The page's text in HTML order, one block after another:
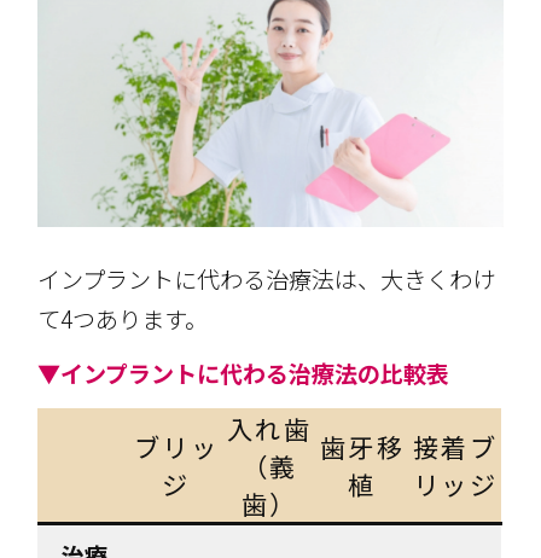
インプラントに代わる治療法は、大きくわけ
て4つあります。
▼インプラントに代わる治療法の比較表
ブリッ
ジ
入れ歯
（義
歯）
歯牙移
植
接着ブ
リッジ